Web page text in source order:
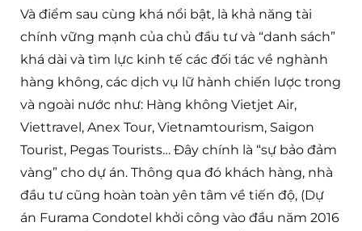
Và điểm sau cùng khá nổi bật, là khả năng tài
chính vững mạnh của chủ đầu tư và “danh sách”
khá dài và tìm lực kinh tế các đối tác về nghành
hàng không, các dịch vụ lữ hành chiến lược trong
và ngoài nước như: Hàng không Vietjet Air,
Viettravel, Anex Tour, Vietnamtourism, Saigon
Tourist, Pegas Tourists… Đây chính là “sự bảo đảm
vàng” cho dự án. Thông qua đó khách hàng, nhà
đầu tư cũng hoàn toàn yên tâm về tiến độ, (Dự
án Furama Condotel khởi công vào đầu năm 2016